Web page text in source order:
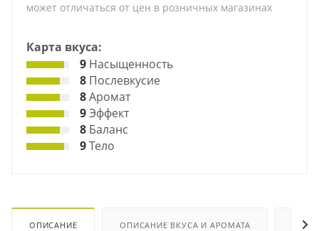
может отличаться от цен в розничных магазинах
Карта вкуса:
9 Насыщенность
8 Послевкусие
8Аромат
9Эффект
8 Баланс
9Тело
ОПИСАНИЕ ОПИСАНИЕ ВКУСА И АРОМАТА